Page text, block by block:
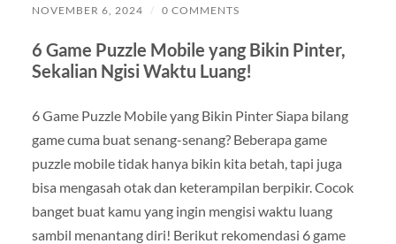
NOVEMBER 6, 2024 / 0 COMMENTS
6 Game Puzzle Mobile yang Bikin Pinter,
Sekalian Ngisi Waktu Luang!
6 Game Puzzle Mobile yang Bikin Pinter Siapa bilang
game cuma buat senang-senang? Beberapa game
puzzle mobile tidak hanya bikin kita betah, tapi juga
bisa mengasah otak dan keterampilan berpikir. Cocok
banget buat kamu yang ingin mengisi waktu luang
sambil menantang diri! Berikut rekomendasi 6 game